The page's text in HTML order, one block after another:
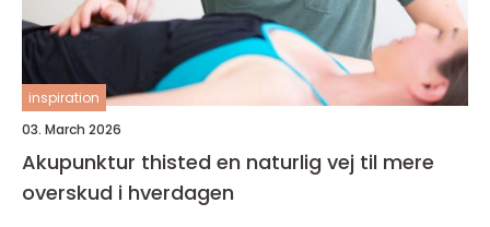
inspiration
03. March 2026
Akupunktur thisted en naturlig vej til mere
overskud i hverdagen